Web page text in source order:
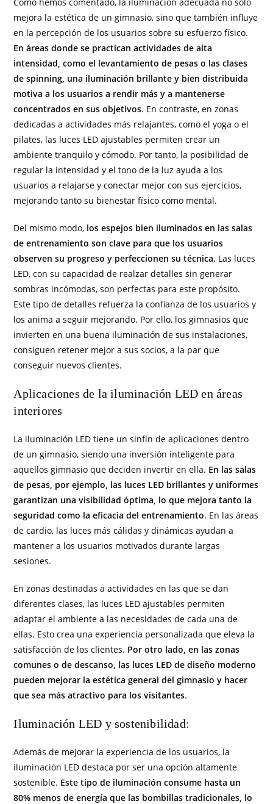
mejora la estética de un gimnasio, sino que también influye
en la percepción de los usuarios sobre su esfuerzo físico.
En áreas donde se practican actividades de alta
intensidad, como el levantamiento de pesas o las clases
de spinning, una iluminación brillante y bien distribuida
motiva a los usuarios a rendir más y a mantenerse
concentrados en sus objetivos. En contraste, en zonas
dedicadas a actividades más relajantes, como el yoga o el
pilates, las luces LED ajustables permiten crear un
ambiente tranquilo y cómodo. Por tanto, la posibilidad de
regular la intensidad y el tono de la luz ayuda a los
usuarios a relajarse y conectar mejor con sus ejercicios,
mejorando tanto su bienestar físico como mental.
Del mismo modo, los espejos bien iluminados en las salas
de entrenamiento son clave para que los usuarios
observen su progreso y perfeccionen su técnica. Las luces
LED, con su capacidad de realzar detalles sin generar
sombras incómodas, son perfectas para este propósito.
Este tipo de detalles refuerza la confianza de los usuarios y
los anima a seguir mejorando. Por ello, los gimnasios que
invierten en una buena iluminación de sus instalaciones,
consiguen retener mejor a sus socios, a la par que
conseguir nuevos clientes.
Aplicaciones de la iluminación LED en áreas
interiores
La iluminación LED tiene un sinfín de aplicaciones dentro
de un gimnasio, siendo una inversión inteligente para
aquellos gimnasio que deciden invertir en ella. En las salas
de pesas, por ejemplo, las luces LED brillantes y uniformes
garantizan una visibilidad óptima, lo que mejora tanto la
seguridad como la eficacia del entrenamiento. En las áreas
de cardio, las luces más cálidas y dinámicas ayudan a
mantener a los usuarios motivados durante largas
sesiones.
En zonas destinadas a actividades en las que se dan
diferentes clases, las luces LED ajustables permiten
adaptar el ambiente a las necesidades de cada una de
ellas. Esto crea una experiencia personalizada que eleva la
satisfacción de los clientes. Por otro lado, en las zonas
comunes o de descanso, las luces LED de diseño moderno
pueden mejorar la estética general del gimnasio y hacer
que sea más atractivo para los visitantes.
Iluminación LED y sostenibilidad:
Además de mejorar la experiencia de los usuarios, la
iluminación LED destaca por ser una opción altamente
sostenible. Este tipo de iluminación consume hasta un
80% menos de energía que las bombillas tradicionales, lo